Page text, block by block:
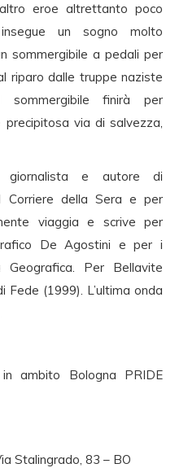
eroe altrettanto poco
un sogno molto
sommergibile a pedali per
riparo dalle truppe naziste
finirà per
via di salvezza,
giornalista e autore di
Corriere della Sera e per
viaggia e scrive per
De Agostini e per i
Per Bellavite
(1999). L’ultima onda
ambito Bologna PRIDE
Stalingrado, 83 – BO